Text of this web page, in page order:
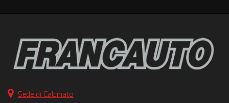
Sede di Calcinato